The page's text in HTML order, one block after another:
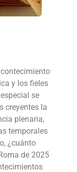
y los fieles
se
creyentes la
plenaria,
temporales
¿cuánto
de 2025